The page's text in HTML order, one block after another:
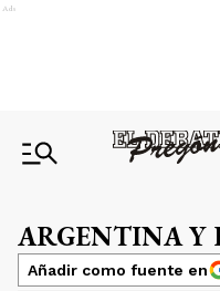
Ads
ARGENTINA Y
Añadir como fuente en